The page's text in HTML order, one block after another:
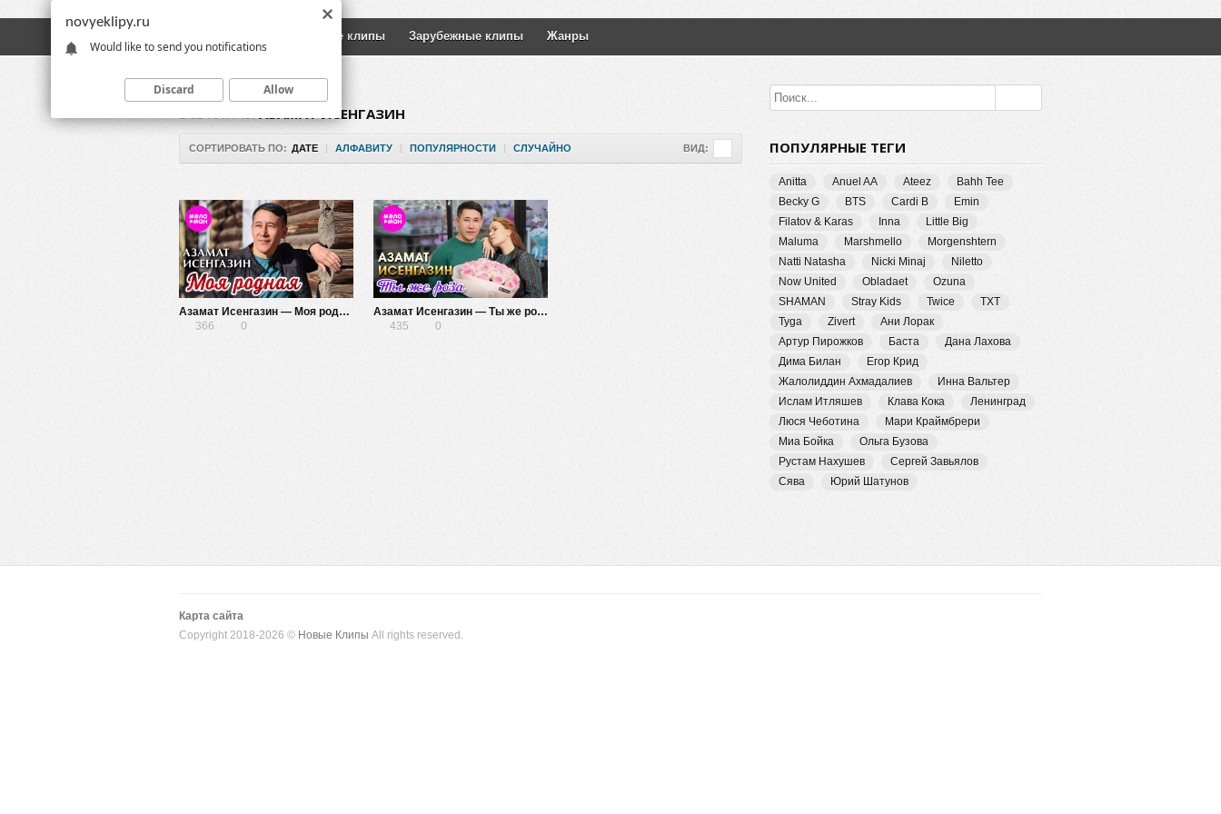
Русские клипы Зарубежные клипы Жанры
ВСЕ КЛИПЫ АЗАМАТ ИСЕНГАЗИН
СОРТИРОВАТЬ ПО: ДАТЕ | АЛФАВИТУ | ПОПУЛЯРНОСТИ | СЛУЧАЙНО ВИД:
Азамат Исенгазин — Моя родная
366
0
Азамат Исенгазин — Ты же роза
435
0
ПОПУЛЯРНЫЕ ТЕГИ
Anitta Anuel AA Ateez
Bahh Tee
Becky G
BTS Cardi B
Emin
Filatov & Karas
Inna
Little Big
Maluma
Marshmello
Morgenshtern
Natti Natasha
Nicki Minaj
Niletto
Now United
Obladaet
Ozuna
SHAMAN
Stray Kids Twice
TXT
Tyga
Zivert
Ани Лорак
Артур Пирожков
Баста
Дана Лахова
Дима Билан
Егор Крид
Жалолиддин Ахмадалиев
Инна Вальтер
Ислам Итляшев
Клава Кока
Ленинград
Люся Чеботина
Мари Краймбрери
Миа Бойка
Ольга Бузова
Рустам Нахушев
Сергей Завьялов
Сява
Юрий Шатунов
Карта сайта
Copyright 2018-2026 © Новые Клипы All rights reserved.
novyeklipy.ru
Would like to send you notifications
Discard Allow